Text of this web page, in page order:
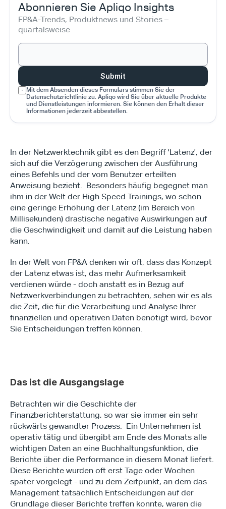
Abonnieren Sie Apliqo Insights
FP&A-Trends, Produktnews und Stories –
quartalsweise
Submit
Mit dem Absenden dieses Formulars stimmen Sie der
Datenschutzrichtlinie zu. Apliqo wird Sie über aktuelle Produkte
und Dienstleistungen informieren. Sie können den Erhalt dieser
Informationen jederzeit abbestellen.
In der Netzwerktechnik gibt es den Begriff 'Latenz', der
sich auf die Verzögerung zwischen der Ausführung
eines Befehls und der vom Benutzer erteilten
Anweisung bezieht.  Besonders häufig begegnet man
ihm in der Welt der High Speed Trainings, wo schon
eine geringe Erhöhung der Latenz (im Bereich von
Millisekunden) drastische negative Auswirkungen auf
die Geschwindigkeit und damit auf die Leistung haben
kann.
In der Welt von FP&A denken wir oft, dass das Konzept
der Latenz etwas ist, das mehr Aufmerksamkeit
verdienen würde - doch anstatt es in Bezug auf
Netzwerkverbindungen zu betrachten, sehen wir es als
die Zeit, die für die Verarbeitung und Analyse Ihrer
finanziellen und operativen Daten benötigt wird, bevor
Sie Entscheidungen treffen können.
Das ist die Ausgangslage
Betrachten wir die Geschichte der
Finanzberichterstattung, so war sie immer ein sehr
rückwärts gewandter Prozess.  Ein Unternehmen ist
operativ tätig und übergibt am Ende des Monats alle
wichtigen Daten an eine Buchhaltungsfunktion, die
Berichte über die Performance in diesem Monat liefert.
Diese Berichte wurden oft erst Tage oder Wochen
später vorgelegt - und zu dem Zeitpunkt, an dem das
Management tatsächlich Entscheidungen auf der
Grundlage dieser Berichte treffen konnte, waren die